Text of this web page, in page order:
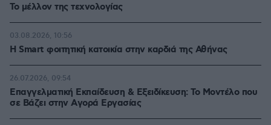
Το μέλλον της τεχνολογίας
Η Smart φοιτητική κατοικία στην καρδιά της Αθήνας
03.08.2026, 10:56
Επαγγελματική Εκπαίδευση & Εξειδίκευση: Το Mοντέλο που
σε Bάζει στην Aγορά Eργασίας
26.07.2026, 09:54